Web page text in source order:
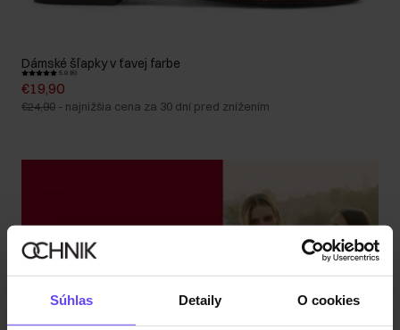
Súhlas Detaily O cookies
Dámské šľapky v ťavej farbe
5.0 (6)
€19,90
€24,90 - najnižšia cena za 30 dní pred znížením